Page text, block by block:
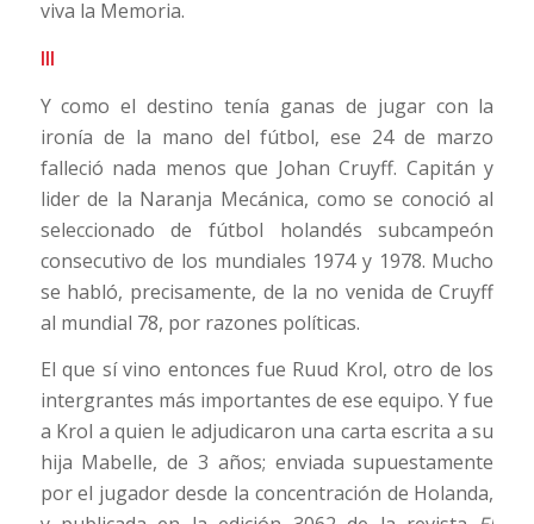
viva la Memoria.
III
Y como el destino tenía ganas de jugar con la
ironía de la mano del fútbol, ese 24 de marzo
falleció nada menos que Johan Cruyff. Capitán y
lider de la Naranja Mecánica, como se conoció al
seleccionado de fútbol holandés subcampeón
consecutivo de los mundiales 1974 y 1978. Mucho
se habló, precisamente, de la no venida de Cruyff
al mundial 78, por razones políticas.
El que sí vino entonces fue Ruud Krol, otro de los
intergrantes más importantes de ese equipo. Y fue
a Krol a quien le adjudicaron una carta escrita a su
hija Mabelle, de 3 años; enviada supuestamente
por el jugador desde la concentración de Holanda,